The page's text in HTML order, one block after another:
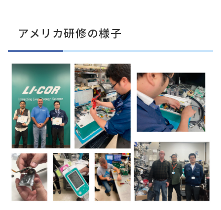
アメリカ研修の様子